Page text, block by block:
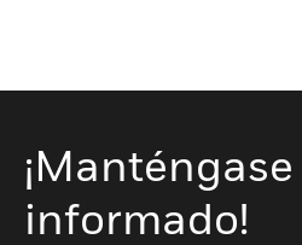
¡Manténgase
informado!